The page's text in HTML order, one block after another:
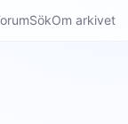
SökOm arkivet